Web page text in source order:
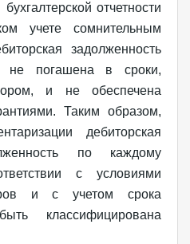
отчетности
учете сомнительным
задолженность
не погашена в сроки,
и не обеспечена
Таким образом,
дебиторская
по каждому
с условиями
и с учетом срока
классифицирована